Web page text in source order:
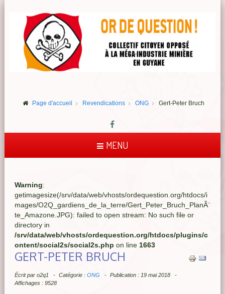
Page d'accueil Revendications ONG Gert-Peter Bruch
MENU
Warning:
getimagesize(/srv/data/web/vhosts/ordequestion.org/htdocs/i
mages/O2Q_gardiens_de_la_terre/Gert_Peter_Bruch_PlanÃ¨
te_Amazone.JPG): failed to open stream: No such file or
directory in
/srv/data/web/vhosts/ordequestion.org/htdocs/plugins/c
ontent/social2s/social2s.php on line 1663
GERT-PETER BRUCH
Écrit par o2q1 Catégorie : ONG
Publication : 19 mai 2018
Affichages : 9528